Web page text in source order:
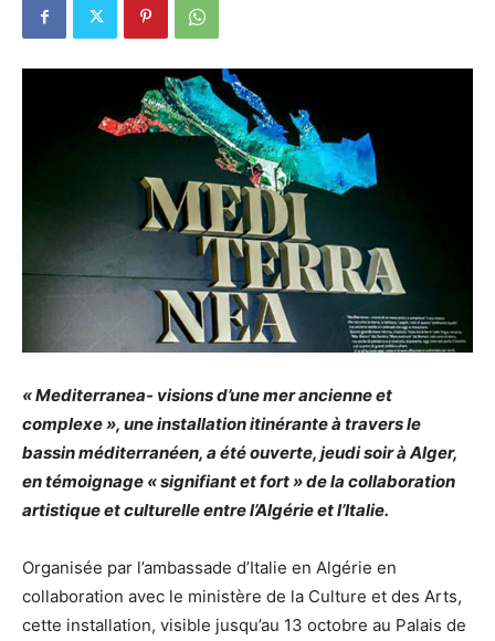
« Mediterranea- visions d’une mer ancienne et
complexe », une installation itinérante à travers le
bassin méditerranéen, a été ouverte, jeudi soir à Alger,
en témoignage « signifiant et fort » de la collaboration
artistique et culturelle entre l’Algérie et l’Italie.
Organisée par l’ambassade d’Italie en Algérie en
collaboration avec le ministère de la Culture et des Arts,
cette installation, visible jusqu’au 13 octobre au Palais de